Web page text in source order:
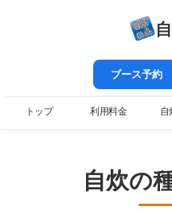
ブース予約
トップ 利用料金
自炊の